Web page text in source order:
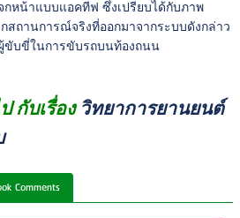
กหน้าแบบแอคทีฟ ซึ่งเปรียบได้กับภาพ
สถานการณ์จริงที่ออกมาจากระบบดังกล่าว
ขับขี่ในการขับรถบนท้องถนน
กับเรื่อง วิทยาการยานยนต์
Comments